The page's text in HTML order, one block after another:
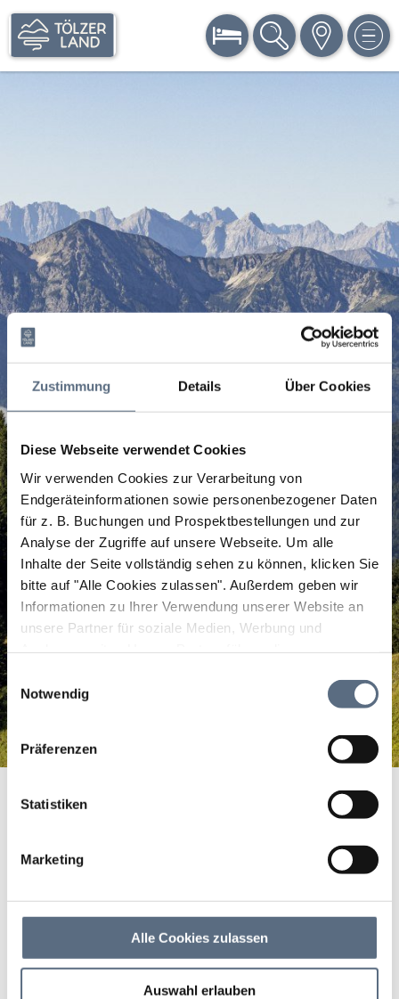
Zustimmung Details Über Cookies
Diese Webseite verwendet Cookies
Wir verwenden Cookies zur Verarbeitung von
Endgeräteinformationen sowie personenbezogener Daten
für z. B. Buchungen und Prospektbestellungen und zur
Analyse der Zugriffe auf unsere Webseite. Um alle
Inhalte der Seite vollständig sehen zu können, klicken Sie
bitte auf "Alle Cookies zulassen". Außerdem geben wir
Informationen zu Ihrer Verwendung unserer Website an
unsere Partner für soziale Medien, Werbung und
zusammen, die Sie ihnen bereitgestellt haben oder die
sie im Rahmen Ihrer Nutzung der Dienste gesammelt
Einwilligungsauswahl
Notwendig
Präferenzen
Statistiken
Marketing
Alle Cookies zulassen
Auswahl erlauben
BUCHEN SUCHE KARTE MENÜ
Kontakt